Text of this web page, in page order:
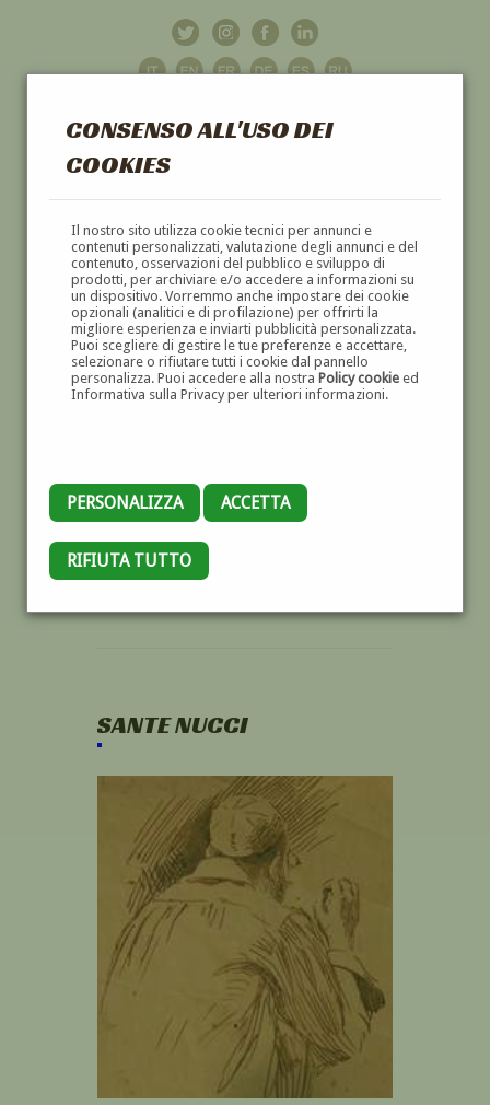
CONSENSO ALL'USO DEI
COOKIES
Il nostro sito utilizza cookie tecnici per annunci e
contenuti personalizzati, valutazione degli annunci e del
contenuto, osservazioni del pubblico e sviluppo di
prodotti, per archiviare e/o accedere a informazioni su
un dispositivo. Vorremmo anche impostare dei cookie
opzionali (analitici e di profilazione) per offrirti la
migliore esperienza e inviarti pubblicità personalizzata.
Puoi scegliere di gestire le tue preferenze e accettare,
selezionare o rifiutare tutti i cookie dal pannello
personalizza. Puoi accedere alla nostra Policy cookieed
Informativa sulla Privacy per ulteriori informazioni.
PERSONALIZZA ACCETTA
RIFIUTA TUTTO
GALLERIAD'ARTE
DIPINTI E SCULTURE '800 E '900
SANTE NUCCI